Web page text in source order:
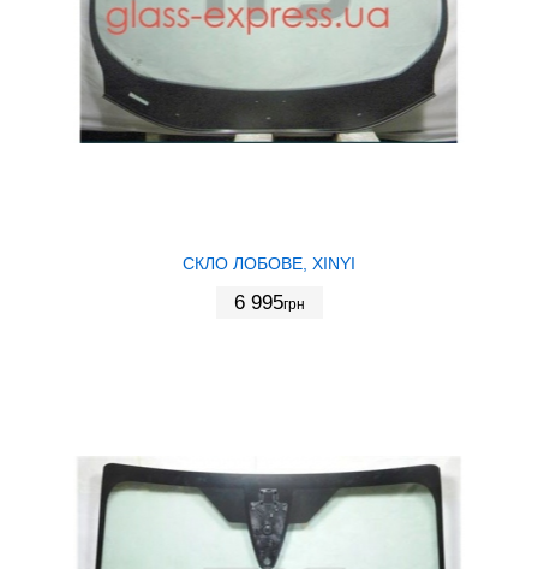
СКЛО ЛОБОВЕ, XINYI
6 995грн